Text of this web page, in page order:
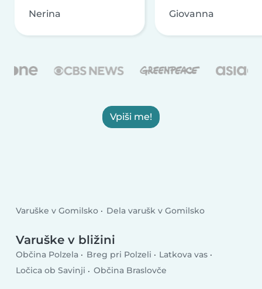
Nerina Giovanna
Vpiši me!
Varuške v Gomilsko Dela varušk v Gomilsko
Varuške v bližini
Občina Polzela Breg pri Polzeli
Latkova vas
Ločica ob Savinji
Občina Braslovče